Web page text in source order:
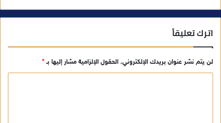
اترك تعليقاً
لن يتم نشر عنوان بريدك الإلكتروني. الحقول الإلزامية مشار إليها بـ*